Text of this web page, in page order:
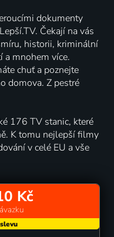
dokumenty
Čekají na vás
historii, kriminální
a mnohem více.
chuť a poznejte
domova. Z pestré
176 TV stanic, které
K tomu nejlepší filmy
v celé EU a vše
Kč